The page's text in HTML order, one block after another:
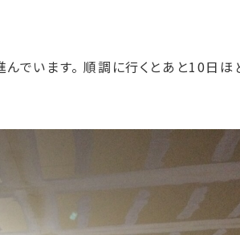
でいます。 順調に行くとあと10日ほ